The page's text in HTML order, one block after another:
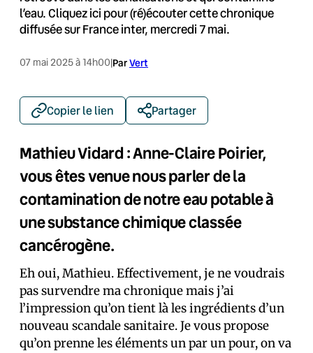
l’eau. Cliquez ici pour (ré)écouter cette chronique
diffusée sur France inter, mercredi 7 mai.
07 mai 2025 à 14h00|ParVert
Copier le lien Partager
Mathieu Vidard : Anne-Claire Poirier,
vous êtes venue nous parler de la
contamination de notre eau potable à
une substance chimique classée
cancérogène.
Eh oui, Mathieu. Effectivement, je ne voudrais
pas survendre ma chronique mais j’ai
l’impression qu’on tient là les ingrédients d’un
nouveau scandale sanitaire. Je vous propose
qu’on prenne les éléments un par un pour, on va